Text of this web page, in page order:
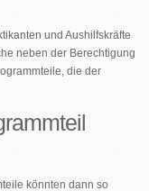
und Aushilfskräfte
neben der Berechtigung
die der
könnten dann so